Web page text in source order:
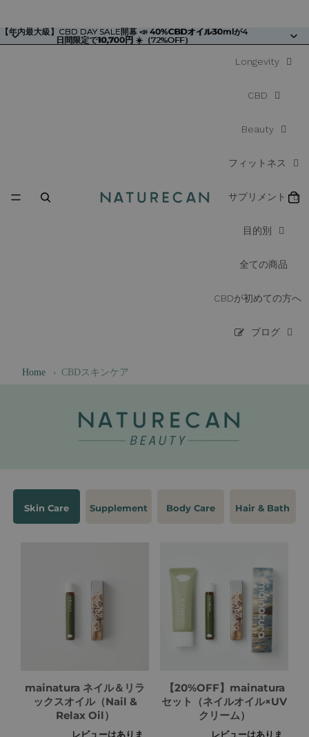
【年内最大級】CBD DAY SALE開幕 📣 40%CBDオイル30mlが4
日間限定で10,700円☀️（72%OFF）
【年内最大級】CBD DAY SALE開幕 📣 40%CBDオイル30mlが4
日間限定で10,700円 ☀️（72%OFF）
Longevity
CBD
Beauty
フィットネス
サプリメント
目的別
全ての商品
CBDが初めての方へ
ブログ
Home › CBDスキンケア
Skin Care Supplement Body Care Hair & Bath
mainatura ネイル＆リラ
ックスオイル（Nail &
Relax Oil）
【20%OFF】mainatura
セット（ネイルオイル×UV
クリーム）